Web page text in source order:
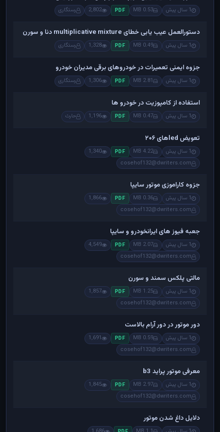
1 سال پیش 0.53 MB
PDF
2,802 رستگاری
دستورالعمل عیب یابی خطای multiplicative mixture دنا و سورن
1 سال پیش 0.49 MB
PDF
1,328 رستگاری
جزوه ایمنی تعمیرات در خودروهای برقی مدیران خودرو
1 سال پیش 2.81 MB
PDF
1,306 رستگاری
استفاده از کامپوزیت در خودرو ها
1 سال پیش 0.47 MB
PDF
1,196 حارث
تعویض ledهای ۲۰۶
1 سال پیش 4.22 MB
PDF
1,340
cosehof132@dwriters.com
جزوه کاراموزی موتور سایپا
1 سال پیش 0.36 MB
PDF
1,866
cosehof132@dwriters.com
جعبه فیوز های ایرانخودرو و سایپا
1 سال پیش 2.07 MB
PDF
4,549
cosehof132@dwriters.com
مالتی پلکس سمند و سورن
1 سال پیش 1.25 MB
PDF
1,857
cosehof132@dwriters.com
دور موتور در دور آرام بالاست
1 سال پیش 0.59 MB
PDF
1,691
cosehof132@dwriters.com
معرفی موتور پراید b3
1 سال پیش 2.97 MB
PDF
1,845
cosehof132@dwriters.com
دلایل داغ شدن موتور